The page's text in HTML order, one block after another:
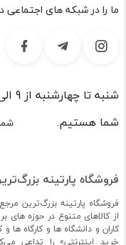
ما را در شبکه های اجتماعی
شما هستیم.
فروشگاه پارتینه
فروشگاه پارتینه بزرگ‌ترین
از کالاهای متنوع در حوزه
کاران و دانشگاه ها و کارگاه
خرید اینترنتی» را تداعی